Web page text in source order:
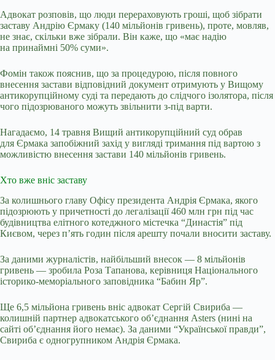
Адвокат розповів, що люди перераховують гроші, щоб зібрати
заставу Андрію Єрмаку (140 мільйонів гривень), проте, мовляв,
не знає, скільки вже зібрали. Він каже, що «має надію
на принаймні 50% суми».
Фомін також пояснив, що за процедурою, після повного
внесення застави відповідний документ отримують у Вищому
антикорупційному суді та передають до слідчого ізолятора, після
чого підозрюваного можуть звільнити з-під варти.
Нагадаємо, 14 травня Вищий антикорупційний суд обрав
для Єрмака запобіжний захід у вигляді тримання під вартою з
можливістю внесення застави 140 мільйонів гривень.
Хто вже вніс заставу
За колишнього главу Офісу президента Андрія Єрмака, якого
підозрюють у причетності до легалізації 460 млн грн під час
будівництва елітного котеджного містечка “Династія” під
Києвом, через п’ять годин після арешту почали вносити заставу.
За даними журналістів, найбільший внесок — 8 мільйонів
гривень — зробила Роза Тапанова, керівниця Національного
історико-меморіального заповідника “Бабин Яр”.
Ще 6,5 мільйона гривень вніс адвокат Сергій Свириба —
колишній партнер адвокатського об’єднання Asters (нині на
сайті об’єднання його немає). За даними “Української правди”,
Свириба є одногрупником Андрія Єрмака.